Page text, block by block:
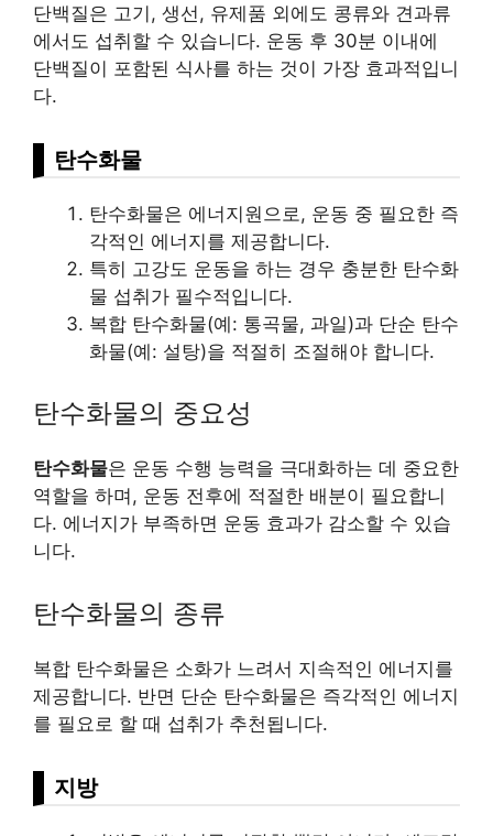
단백질은 고기, 생선, 유제품 외에도 콩류와 견과류
에서도 섭취할 수 있습니다. 운동 후 30분 이내에
단백질이 포함된 식사를 하는 것이 가장 효과적입니
다.
탄수화물
탄수화물은 에너지원으로, 운동 중 필요한 즉
각적인 에너지를 제공합니다.
특히 고강도 운동을 하는 경우 충분한 탄수화
물 섭취가 필수적입니다.
복합 탄수화물(예: 통곡물, 과일)과 단순 탄수
화물(예: 설탕)을 적절히 조절해야 합니다.
탄수화물의 중요성
탄수화물은 운동 수행 능력을 극대화하는 데 중요한
역할을 하며, 운동 전후에 적절한 배분이 필요합니
다. 에너지가 부족하면 운동 효과가 감소할 수 있습
니다.
탄수화물의 종류
복합 탄수화물은 소화가 느려서 지속적인 에너지를
제공합니다. 반면 단순 탄수화물은 즉각적인 에너지
를 필요로 할 때 섭취가 추천됩니다.
지방